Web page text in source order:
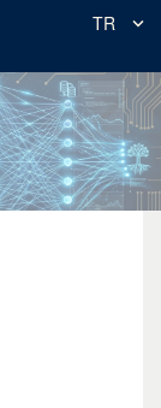
TR